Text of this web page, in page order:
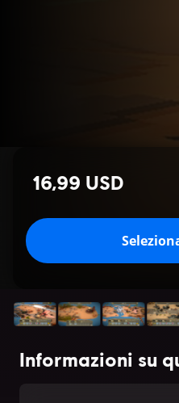
16,99 USD
Informazioni su